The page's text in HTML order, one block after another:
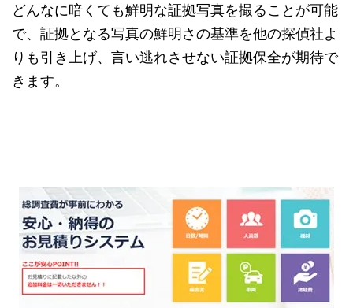
どんなに暗くても鮮明な証拠写真を撮ることが可能
で、証拠となる写真の鮮明さの基準を他の探偵社よ
りも引き上げ、言い逃れさせない証拠保全が期待で
きます。